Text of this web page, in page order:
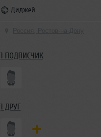
Диджей
1 ПОДПИСЧИК
1 ДРУГ